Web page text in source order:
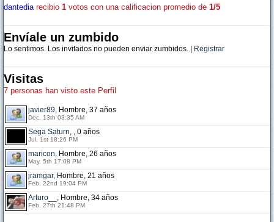
dantediarecibio 1 votos con una calificacion promedio de 1/5
Envíale un zumbido
Lo sentimos. Los invitados no pueden enviar zumbidos. | Registrar
Visitas
7 personas han visto este Perfil
javier89, Hombre, 37 años
Dec. 13th 03:35 AM
Sega Saturn, , 0 años
Jul. 1st 18:26 PM
maricon, Hombre, 26 años
May. 5th 17:08 PM
jramgar, Hombre, 21 años
Feb. 22nd 19:04 PM
Arturo__ , Hombre, 34 años
Feb. 27th 21:48 PM